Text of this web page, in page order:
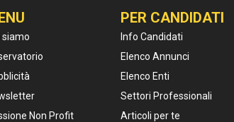
siamo
Non Profit
PER CANDIDATI
Info Candidati
Elenco Annunci
Elenco Enti
Settori Professionali
Articoli per te